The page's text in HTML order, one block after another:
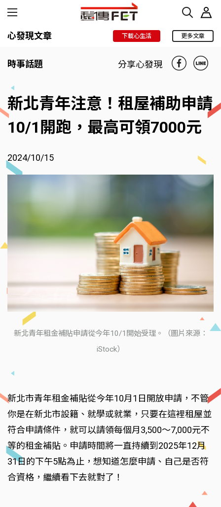
心發現文章 下載心生活 更多文章
時事話題 分享心發現
新北青年注意！租屋補助申請
10/1開跑，最高可領7000元
2024/10/15
新北青年租金補貼申請從今年10/1開始受理。（圖片來源：
iStock）
新北市青年租金補貼從今年10月1日開放申請，不管
你是在新北市設籍、就學或就業，只要在這裡租屋並
符合申請條件，就可以請領每個月3,500～7,000元不
等的租金補貼。申請時間將一直持續到2025年12月
31日的下午5點為止，想知道怎麼申請、自己是否符
合資格，繼續看下去就對了！